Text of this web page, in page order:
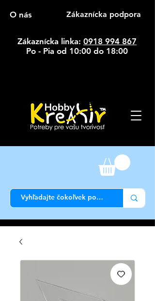
O nás Zákaznícka podpora
Zákaznícka linka: 0918 994 867
Po - Pia od 10:00 do 18:00